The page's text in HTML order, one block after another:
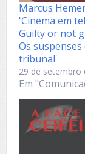
Marcus
'Cinema em
Guilty or not
Os suspenses
tribunal'
29 de setembro
Em